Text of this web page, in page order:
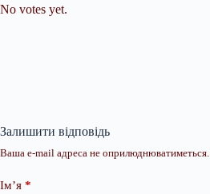
No votes yet.
Залишити відповідь
Ваша e-mail адреса не оприлюднюватиметься.
Ім’я *